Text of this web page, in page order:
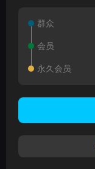
群众
会员
永久会员